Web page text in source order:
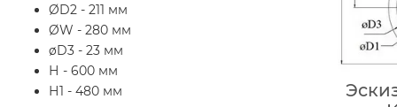
ØD2 - 211 мм
ØW - 280 мм
øD3 - 23 мм
Н - 600 мм
Н1 - 480 мм